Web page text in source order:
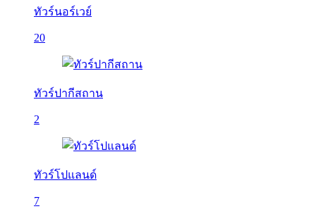
ทัวร์นอร์เวย์
20
ทัวร์ปากีสถาน
2
ทัวร์โปแลนด์
7